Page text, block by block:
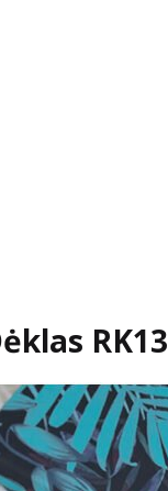
RK13